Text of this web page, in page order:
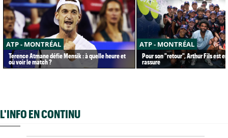
ATP - MONTRÉAL
Terence Atmane défie Mensik : à quelle heure et
où voir le match ?
ATP - MONTRÉAL
Pour son "retour", Arthur Fils est
rassure
L'INFO EN CONTINU